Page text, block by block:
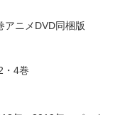
アニメDVD同梱版
・4巻